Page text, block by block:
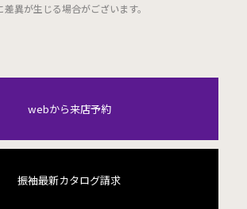
異が生じる場合がございます。
webから来店予約
振袖最新カタログ請求